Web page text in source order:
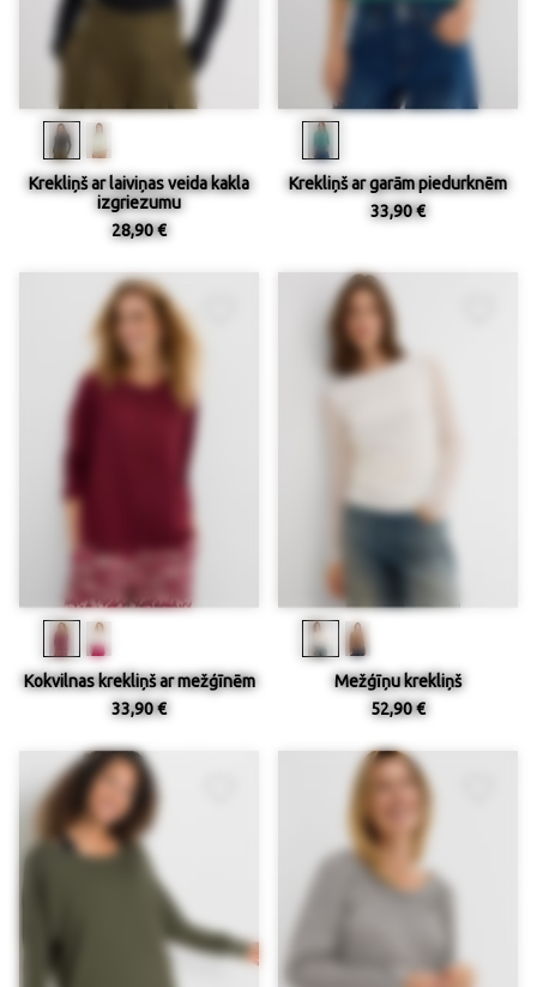
Krekliņš ar laiviņas veida kakla
izgriezumu
28,90 €
Krekliņš ar garām piedurknēm
33,90 €
Kokvilnas krekliņš ar mežģīnēm
33,90 €
Mežģīņu krekliņš
52,90 €